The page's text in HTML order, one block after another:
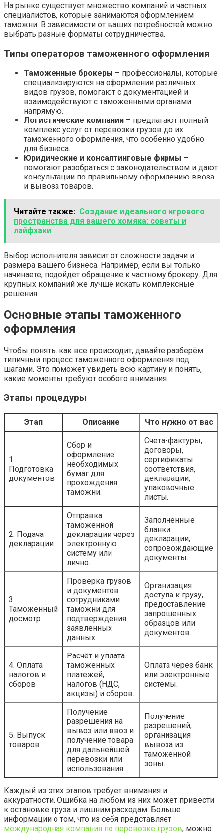
На рынке существует множество компаний и частных
специалистов, которые занимаются оформлением
таможни. В зависимости от ваших потребностей можно
выбрать разные форматы сотрудничества.
Типы операторов таможенного оформления
Таможенные брокеры – профессионалы, которые
специализируются на оформлении различных
видов грузов, помогают с документацией и
взаимодействуют с таможенными органами
напрямую.
Логистические компании – предлагают полный
комплекс услуг от перевозки грузов до их
таможенного оформления, что особенно удобно
для бизнеса.
Юридические и консалтинговые фирмы –
помогают разобраться с законодательством и дают
консультации по правильному оформлению ввоза
и вывоза товаров.
Читайте также: Создание идеального игрового
пространства для вашего хомяка: советы и
лайфхаки
Выбор исполнителя зависит от сложности задачи и
размера вашего бизнеса. Например, если вы только
начинаете, подойдет обращение к частному брокеру. Для
крупных компаний же лучше искать комплексные
решения.
Основные этапы таможенного
оформления
Чтобы понять, как все происходит, давайте разберём
типичный процесс таможенного оформления под
шагами. Это поможет увидеть всю картину и понять,
какие моменты требуют особого внимания.
Этапы процедуры
Этап Описание Что нужно от вас
1.
Подготовка
документов
Сбор и
оформление
необходимых
бумаг для
прохождения
таможни.
Счета-фактуры,
договоры,
сертификаты
соответствия,
декларации,
упаковочные
листы.
2. Подача
декларации
Отправка
таможенной
декларации через
электронную
систему или
лично.
Заполненные
бланки
декларации,
сопровождающие
документы.
3.
Таможенный
досмотр
Проверка грузов
и документов
сотрудниками
таможни для
подтверждения
заявленных
данных.
Организация
доступа к грузу,
предоставление
запрошенных
образцов или
документов.
4. Оплата
налогов и
сборов
Расчёт и уплата
таможенных
платежей,
налогов (НДС,
акцизы) и сборов.
Оплата через банк
или электронные
системы.
5. Выпуск
товаров
Получение
разрешения на
вывоз или ввоз и
получение товара
для дальнейшей
перевозки или
использования.
Получение
разрешений,
организация
вывоза из
таможенной
зоны.
Каждый из этих этапов требует внимания и
аккуратности. Ошибка на любом из них может привести
к остановке груза и лишним расходам. Больше
информации о том, что из себя представляет
международная компания по перевозке грузов, можно